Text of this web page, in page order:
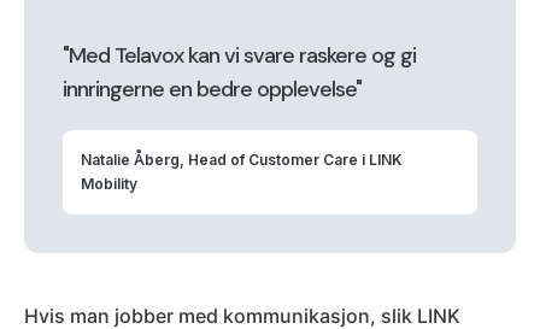
"Med Telavox kan vi svare raskere og gi
innringerne en bedre opplevelse"
Natalie Åberg, Head of Customer Care i LINK
Mobility
Hvis man jobber med kommunikasjon, slik LINK